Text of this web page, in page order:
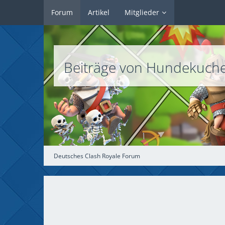
Forum Artikel Mitglieder
Deutsches Clash Royale Forum
Beiträge von